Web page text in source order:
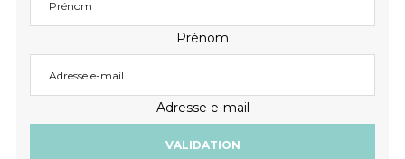
Prénom
Adresse e-mail